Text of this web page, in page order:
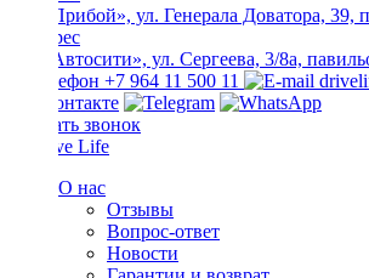
ТЦ «Прибой», ул. Генерала Доватора, 39,
ТЦ «Автосити», ул. Сергеева, 3/8а,
+7 964 11 500 11
Заказать звонок
О нас
Отзывы
Вопрос-ответ
Новости